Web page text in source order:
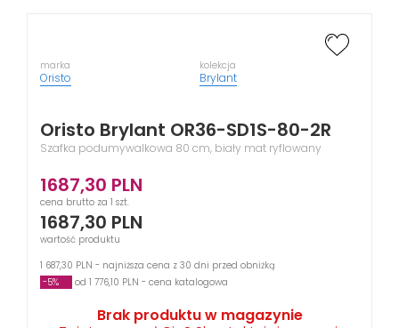
marka
Oristo
kolekcja
Brylant
Oristo Brylant OR36-SD1S-80-2R
Szafka podumywalkowa 80 cm, biały mat ryflowany
1687,30 PLN
cena brutto za 1 szt.
1687,30 PLN
wartość produktu
1 687,30 PLN - najniższa cena z 30 dni przed obniżką
-5%
od 1 776,10 PLN - cena katalogowa
Brak produktu w magazynie